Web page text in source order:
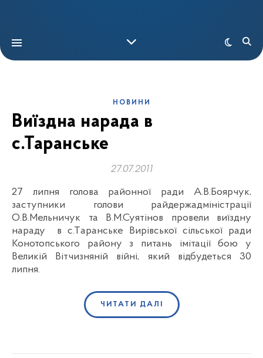
НОВИНИ
Виїздна нарада в
с.Таранське
27.07.2011
27 липня голова районної ради А.В.Боярчук,
заступники голови райдержадміністрації
О.В.Мельничук та В.М.Суятінов провели виїздну
нараду в с.Таранське Вирівської сільської ради
Конотопського району з питань імітації бою у
Великій Вітчизняній війні, який відбудеться 30
липня.
ЧИТАТИ ДАЛІ